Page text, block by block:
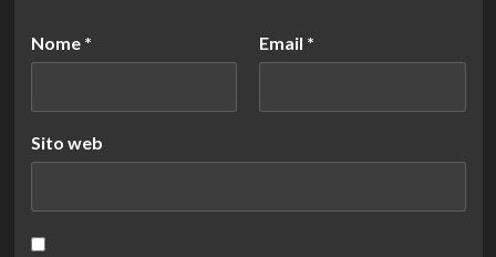
Nome * Email *
Sito web